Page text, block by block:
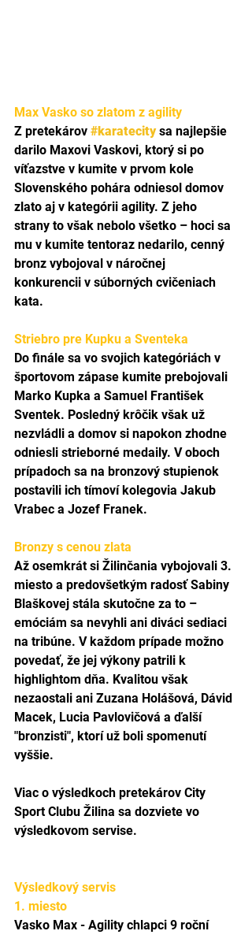
Max Vasko so zlatom z agility
Z pretekárov #karatecity sa najlepšie
darilo Maxovi Vaskovi, ktorý si po
víťazstve v kumite v prvom kole
Slovenského pohára odniesol domov
zlato aj v kategórii agility. Z jeho
strany to však nebolo všetko – hoci sa
mu v kumite tentoraz nedarilo, cenný
bronz vybojoval v náročnej
konkurencii v súborných cvičeniach
kata.
Striebro pre Kupku a Sventeka
Do finále sa vo svojich kategóriách v
športovom zápase kumite prebojovali
Marko Kupka a Samuel František
Sventek. Posledný krôčik však už
nezvládli a domov si napokon zhodne
odniesli strieborné medaily. V oboch
prípadoch sa na bronzový stupienok
postavili ich tímoví kolegovia Jakub
Vrabec a Jozef Franek.
Bronzy s cenou zlata
Až osemkrát si Žilinčania vybojovali 3.
miesto a predovšetkým radosť Sabiny
Blaškovej stála skutočne za to –
emóciám sa nevyhli ani diváci sediaci
na tribúne. V každom prípade možno
povedať, že jej výkony patrili k
highlightom dňa. Kvalitou však
nezaostali ani Zuzana Holášová, Dávid
Macek, Lucia Pavlovičová a ďalší
"bronzisti", ktorí už boli spomenutí
vyššie.
Viac o výsledkoch pretekárov City
Sport Clubu Žilina sa dozviete vo
výsledkovom servise.
Výsledkový servis
1. miesto
Vasko Max - Agility chlapci 9 roční